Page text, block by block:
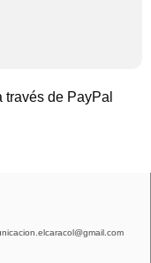
de PayPal